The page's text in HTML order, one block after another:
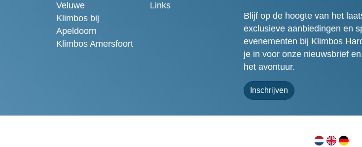
Veluwe
Klimbos bij
Apeldoorn
Klimbos Amersfoort
Links
Blijf op de hoogte van het
exclusieve aanbiedingen en
evenementen bij Klimbos
je in voor onze nieuwsbrief
het avontuur.
Inschrijven